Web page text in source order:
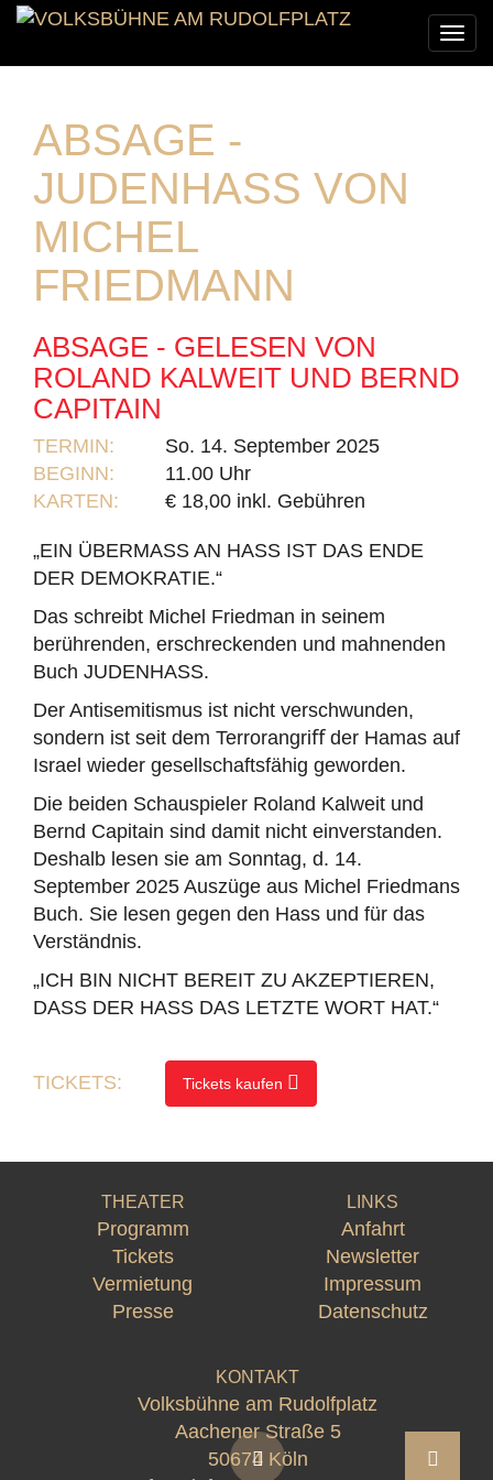
ABSAGE -
JUDENHASS VON
MICHEL
FRIEDMANN
ABSAGE - GELESEN VON
ROLAND KALWEIT UND BERND
CAPITAIN
TERMIN:
So. 14. September 2025
BEGINN:
11.00 Uhr
KARTEN:
€ 18,00 inkl. Gebühren
„EIN ÜBERMASS AN HASS IST DAS ENDE
DER DEMOKRATIE.“
Das schreibt Michel Friedman in seinem
berührenden, erschreckenden und mahnenden
Buch JUDENHASS.
Der Antisemitismus ist nicht verschwunden,
sondern ist seit dem Terrorangriﬀ der Hamas auf
Israel wieder gesellschaftsfähig geworden.
Die beiden Schauspieler Roland Kalweit und
Bernd Capitain sind damit nicht einverstanden.
Deshalb lesen sie am Sonntag, d. 14.
September 2025 Auszüge aus Michel Friedmans
Buch. Sie lesen gegen den Hass und für das
Verständnis.
„ICH BIN NICHT BEREIT ZU AKZEPTIEREN,
DASS DER HASS DAS LETZTE WORT HAT.“
TICKETS: Tickets kaufen
THEATER
Programm
Tickets
Vermietung
Presse
LINKS
Anfahrt
Newsletter
Impressum
Datenschutz
KONTAKT
Volksbühne am Rudolfplatz
Aachener Straße 5
50674 Köln